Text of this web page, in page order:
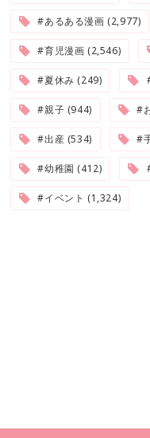
#あるある漫画 (2,977)
#育児漫画 (2,546)
#夏休み (249)
#親子 (944) #
#出産 (534) #
#幼稚園 (412)
#イベント (1,324)